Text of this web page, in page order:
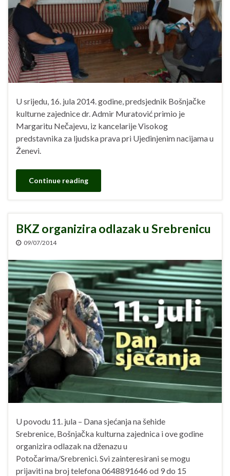
U srijedu, 16. jula 2014. godine, predsjednik Bošnjačke
kulturne zajednice dr. Admir Muratović primio je
Margaritu Nečajevu, iz kancelarije Visokog
predstavnika za ljudska prava pri Ujedinjenim nacijama u
Ženevi.
Continue reading
BKZ organizira odlazak u Srebrenicu
09/07/2014
U povodu 11. jula – Dana sjećanja na šehide
Srebrenice, Bošnjačka kulturna zajednica i ove godine
organizira odlazak na dženazu u
Potočarima/Srebrenici. Svi zainteresirani se mogu
prijaviti na broj telefona 0648891646 od 9 do 15